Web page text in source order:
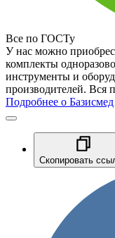
Все по ГОСТу
У нас можно
комплекты
инструменты и
производителей. Вся
Подробнее о Базисмед
Скопировать